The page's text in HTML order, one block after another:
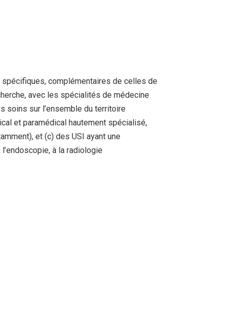
complémentaires de celles de
avec les spécialités de médecine
soins sur l’ensemble du territoire
et paramédical hautement spécialisé,
et (c) des USI ayant une
à la radiologie